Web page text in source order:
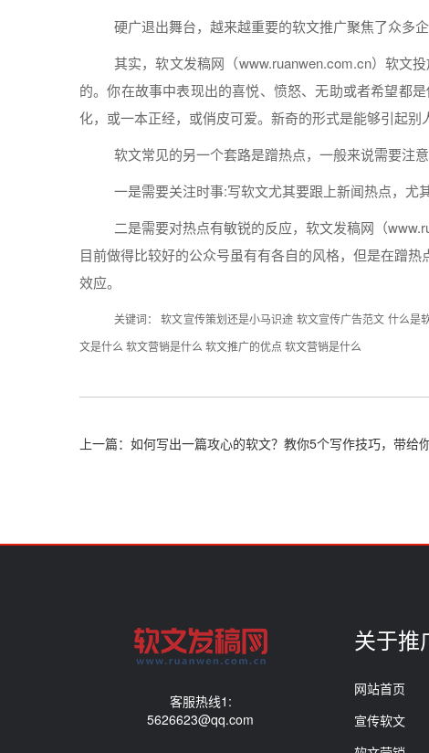
硬广退出舞台，越来越重要的软文推广聚焦了众多
其实，软文发稿网（www.ruanwen.com.cn） 软文投
的。你在故事中表现出的喜悦、愤怒、无助或者希望都是
化，或一本正经，或俏皮可爱。新奇的形式是能够引起别
软文常见的另一个套路是蹭热点，一般来说需要注
一是需要关注时事:写软文尤其要跟上新闻热点，尤
二是需要对热点有敏锐的反应，软文发稿网（
目前做得比较好的公众号虽有有各自的风格，但是在蹭热
效应。
关键词：软文宣传策划还是小马识途 软文宣传广告范文 什么是
文是什么 软文营销是什么 软文推广的优点 软文营销是什么
上一篇：如何写出一篇攻心的软文？教你5个写作技巧，带给
客服热线1:
5626623@qq.com
关于推
网站首页
宣传软文